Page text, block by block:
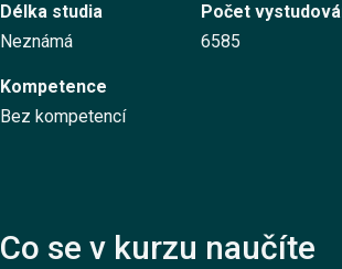
Délka studia
Neznámá
Počet
6585
Kompetence
Bez kompetencí
Co se v kurzu naučíte